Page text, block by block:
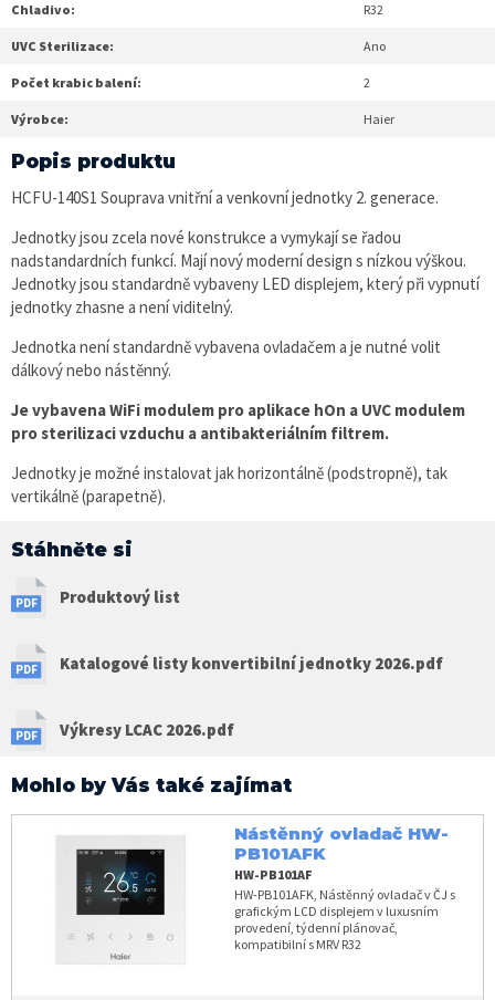
Chladivo: R32
UVC Sterilizace: Ano
Počet krabic balení: 2
Výrobce: Haier
Popis produktu
HCFU-140S1 Souprava vnitřní a venkovní jednotky 2. generace.
Jednotky jsou zcela nové konstrukce a vymykají se řadou
nadstandardních funkcí. Mají nový moderní design s nízkou výškou.
Jednotky jsou standardně vybaveny LED displejem, který při vypnutí
jednotky zhasne a není viditelný.
Jednotka není standardně vybavena ovladačem a je nutné volit
dálkový nebo nástěnný.
Je vybavena WiFi modulem pro aplikace hOn a UVC modulem
pro sterilizaci vzduchu a antibakteriálním filtrem.
Jednotky je možné instalovat jak horizontálně (podstropně), tak
vertikálně (parapetně).
Stáhněte si
Produktový list
Katalogové listy konvertibilní jednotky 2026.pdf
Výkresy LCAC 2026.pdf
Mohlo by Vás také zajímat
Nástěnný ovladač HW-
PB101AFK
HW-PB101AF
HW-PB101AFK, Nástěnný ovladač v ČJ s
grafickým LCD displejem v luxusním
provedení, týdenní plánovač,
kompatibilní s MRV R32